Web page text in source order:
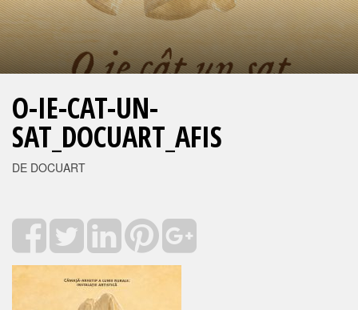
O-IE-CAT-UN-
SAT_DOCUART_AFIS
DE DOCUART